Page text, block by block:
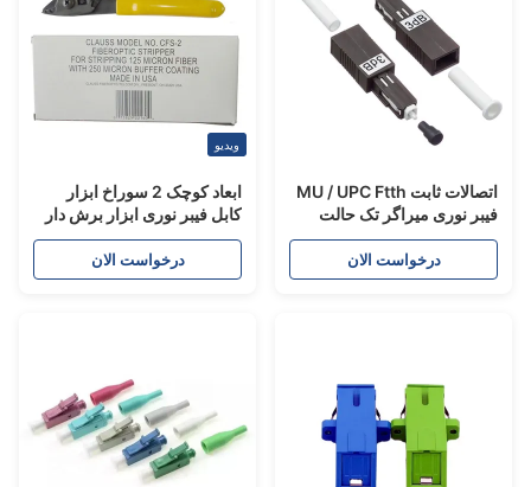
اتصالات ثابت MU / UPC Ftth
نوری میراگر تک حالت
1dB
درخواست الان
ابعاد کوچک 2 سوراخ ابزار
کابل فیبر نوری ابزار برش دار
درخواست الان